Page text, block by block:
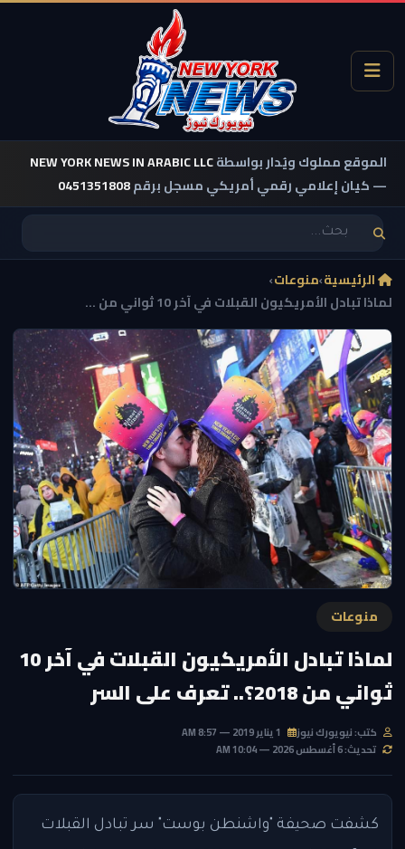
الموقع مملوك ويُدار بواسطةNEW YORK NEWS IN ARABIC LLC
— كيان إعلامي رقمي أمريكي مسجل برقم0451351808
الرئيسية›منوعات›
لماذا تبادل الأمريكيون القبلات في آخر 10 ثواني من ...
منوعات
لماذا تبادل الأمريكيون القبلات في آخر 10
ثواني من 2018؟.. تعرف على السر
كتب: نيويورك نيوز
تحديث: 6 أغسطس 2026 — 10:04 AM
كشفت صحيفة "واشنطن بوست" سر تبادل القبلات